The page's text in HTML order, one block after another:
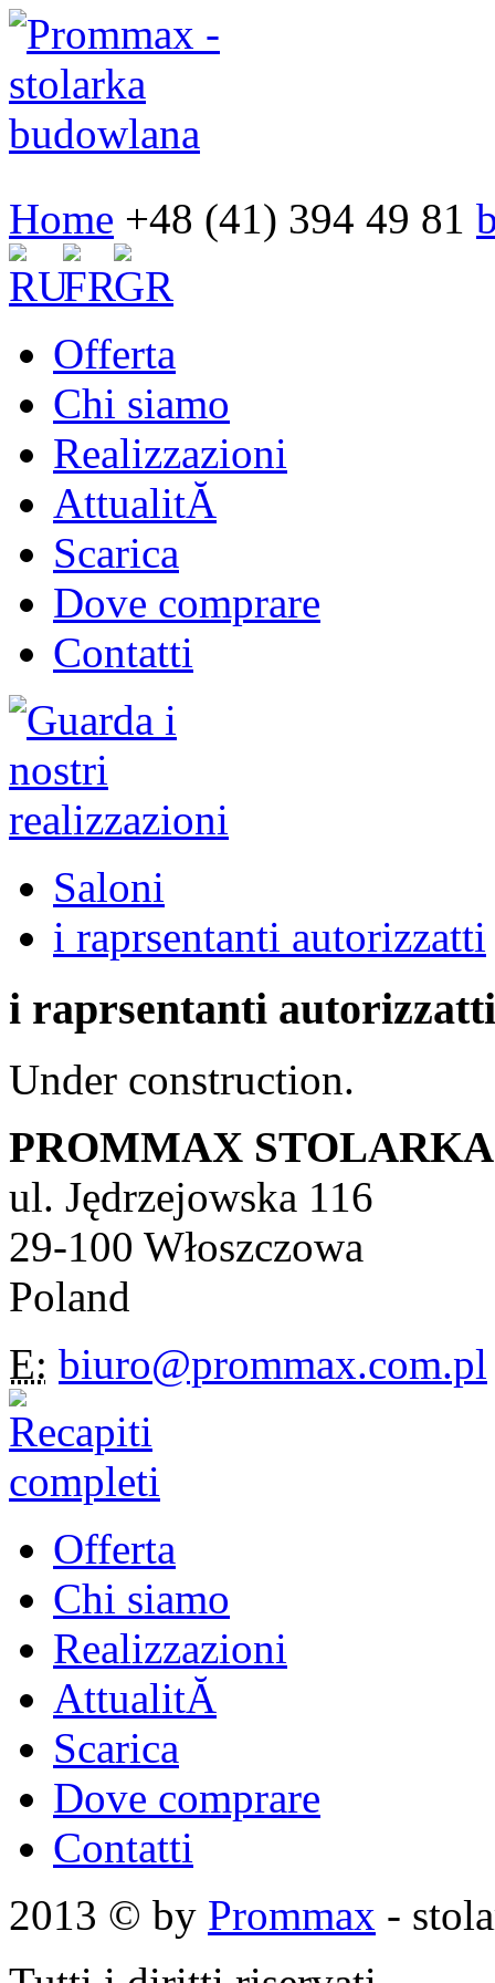
Home +48 (41) 394 49 81
Offerta
Chi siamo
Realizzazioni
AttualitĂ
Scarica
Dove comprare
Contatti
Saloni
i raprsentanti autorizzatti
i raprsentanti autorizzatti
Under construction.
PROMMAX STOLARKA
ul. Jędrzejowska 116
29-100 Włoszczowa
Poland
E: biuro@prommax.com.pl
Offerta
Chi siamo
Realizzazioni
AttualitĂ
Scarica
Dove comprare
Contatti
2013 © by Prommax -